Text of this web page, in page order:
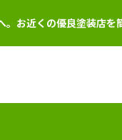
。お近くの優良塗装店を